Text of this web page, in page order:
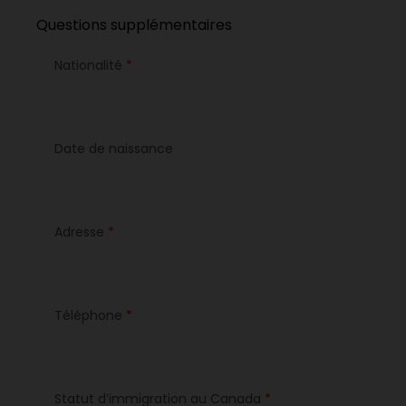
Questions supplémentaires
Nationalité *
Date de naissance
Adresse *
Téléphone *
Statut d’immigration au Canada *